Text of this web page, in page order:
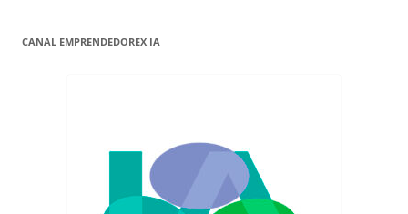
CANAL EMPRENDEDOREX IA